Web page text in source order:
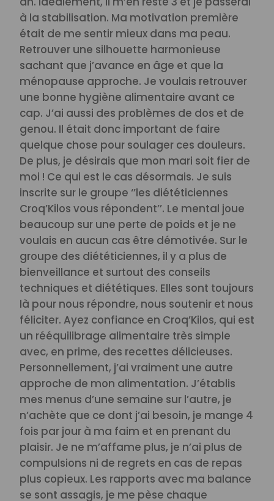
à la stabilisation. Ma motivation première
était de me sentir mieux dans ma peau.
Retrouver une silhouette harmonieuse
sachant que j’avance en âge et que la
ménopause approche. Je voulais retrouver
une bonne hygiène alimentaire avant ce
cap. J’ai aussi des problèmes de dos et de
genou. Il était donc important de faire
quelque chose pour soulager ces douleurs.
De plus, je désirais que mon mari soit fier de
moi ! Ce qui est le cas désormais. Je suis
inscrite sur le groupe ‘’les diététiciennes
Croq’Kilos vous répondent’’. Le mental joue
beaucoup sur une perte de poids et je ne
voulais en aucun cas être démotivée. Sur le
groupe des diététiciennes, il y a plus de
bienveillance et surtout des conseils
techniques et diététiques. Elles sont toujours
là pour nous répondre, nous soutenir et nous
féliciter. Ayez confiance en Croq’Kilos, qui est
un rééquilibrage alimentaire très simple
avec, en prime, des recettes délicieuses.
Personnellement, j’ai vraiment une autre
approche de mon alimentation. J’établis
mes menus d’une semaine sur l’autre, je
n’achète que ce dont j’ai besoin, je mange 4
fois par jour à ma faim et en prenant du
plaisir. Je ne m’affame plus, je n’ai plus de
compulsions ni de regrets en cas de repas
plus copieux. Les rapports avec ma balance
se sont assagis, je me pèse chaque